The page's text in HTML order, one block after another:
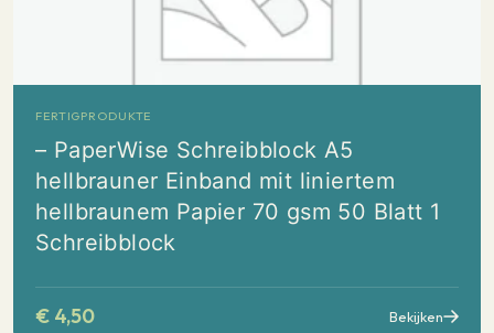
FERTIGPRODUKTE
– PaperWise Schreibblock A5
hellbrauner Einband mit liniertem
hellbraunem Papier 70 gsm 50 Blatt 1
Schreibblock
€ 4,50 Bekijken